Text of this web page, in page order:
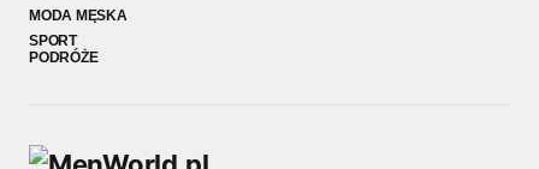
MODA MĘSKA
SPORT
PODRÓŻE